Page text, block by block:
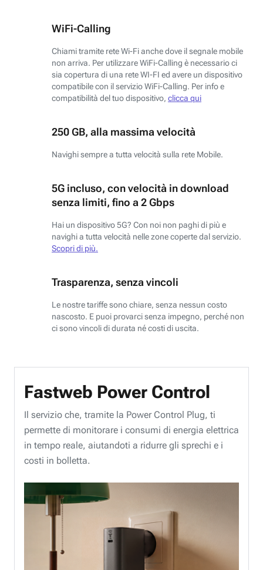
WiFi-Calling
Chiami tramite rete Wi-Fi anche dove il segnale mobile
non arriva. Per utilizzare WiFi-Calling è necessario ci
sia copertura di una rete WI-FI ed avere un dispositivo
compatibile con il servizio WiFi-Calling. Per info e
compatibilità del tuo dispositivo, clicca qui
250 GB, alla massima velocità
Navighi sempre a tutta velocità sulla rete Mobile.
5G incluso, con velocità in download
senza limiti, fino a 2 Gbps
Hai un dispositivo 5G? Con noi non paghi di più e
navighi a tutta velocità nelle zone coperte dal servizio.
Scopri di più.
Trasparenza, senza vincoli
Le nostre tariffe sono chiare, senza nessun costo
nascosto. E puoi provarci senza impegno, perché non
ci sono vincoli di durata né costi di uscita.
Fastweb Power Control
Il servizio che, tramite la Power Control Plug, ti
permette di monitorare i consumi di energia elettrica
in tempo reale, aiutandoti a ridurre gli sprechi e i
costi in bolletta.